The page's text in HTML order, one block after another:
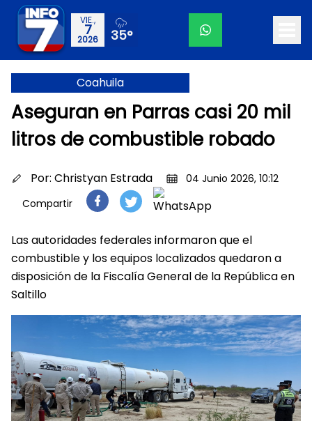
VIE.,
7
2026 35°
Coahuila
Aseguran en Parras casi 20 mil
litros de combustible robado
Por: Christyan Estrada
04 Junio 2026, 10:12
Compartir
Las autoridades federales informaron que el
combustible y los equipos localizados quedaron a
disposición de la Fiscalía General de la República en
Saltillo